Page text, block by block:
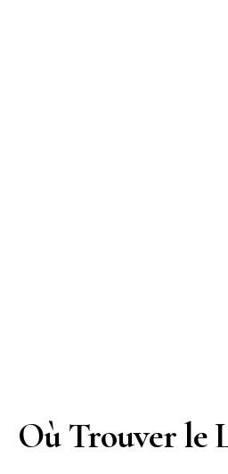
Où Trouver le